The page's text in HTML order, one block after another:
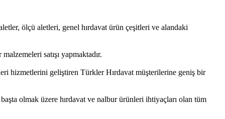
ölçü aletleri, genel hırdavat ürün çeşitleri ve alandaki
satışı yapmaktadır.
hizmetlerini geliştiren Türkler Hırdavat müşterilerine geniş bir
olmak üzere hırdavat ve nalbur ürünleri ihtiyaçları olan tüm